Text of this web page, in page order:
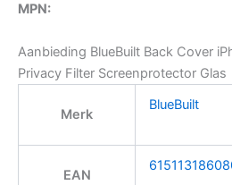
MPN:
Aanbieding BlueBuilt Back Cover
Privacy Filter Screenprotector Glas
Merk
BlueBuilt
EAN